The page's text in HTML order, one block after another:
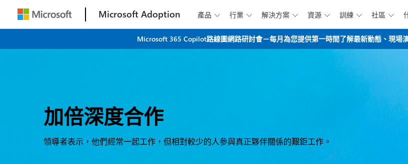
跳到主要內容
Microsoft Adoption 產品  行業  解決方案  資源  訓練  社區 
Microsoft 365 Copilot路線圖網路研討會－每月為您提供第一時間了解最新動態、現場
加倍深度合作
領導者表示，他們經常一起工作，但相對較少的人參與真正夥伴關係的艱鉅工作。